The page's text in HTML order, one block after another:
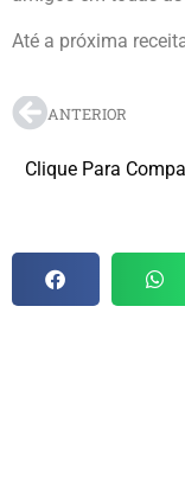
Até a próxima
ANTERIOR
Clique Para